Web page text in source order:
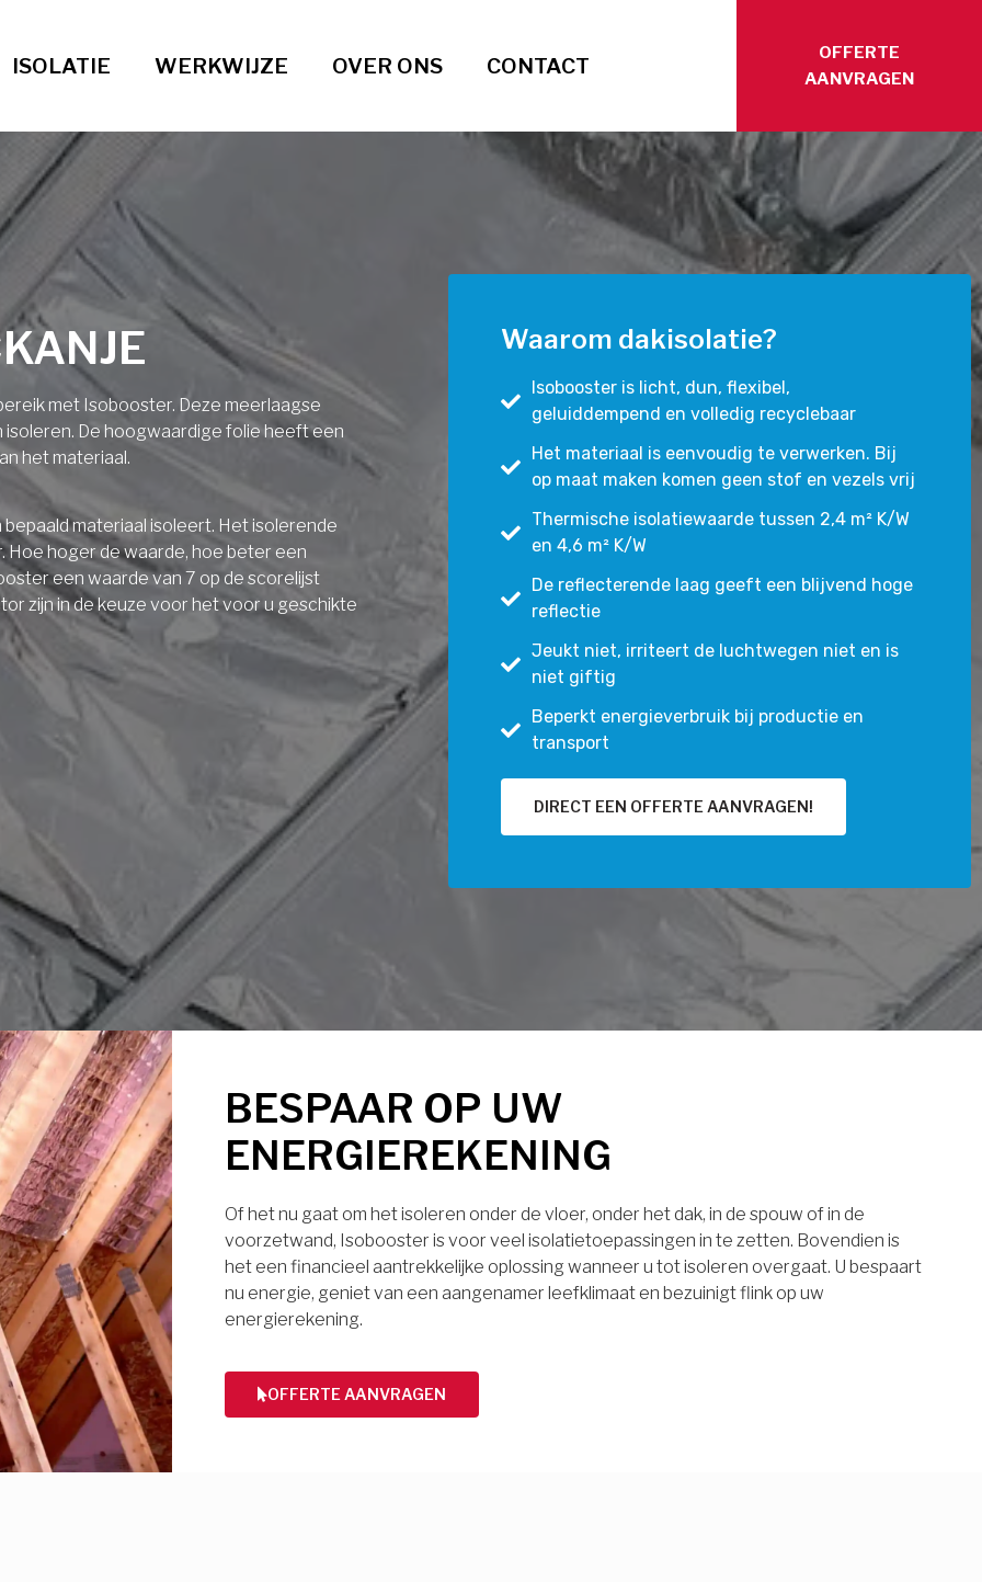
ISOLATIE WERKWIJZE OVER ONS CONTACT
OFFERTE
AANVRAGEN
met Isobooster. Deze meerlaagse
De hoogwaardige folie heeft een
het materiaal.
materiaal isoleert. Het isolerende
hoger de waarde, hoe beter een
een waarde van 7 op de scorelijst
zijn in de keuze voor het voor u geschikte
Waarom dakisolatie?
Isobooster is licht, dun, flexibel,
geluiddempend en volledig recyclebaar
Het materiaal is eenvoudig te verwerken. Bij
op maat maken komen geen stof en vezels vrij
Thermische isolatiewaarde tussen 2,4 m² K/W
en 4,6 m² K/W
De reflecterende laag geeft een blijvend hoge
reflectie
Jeukt niet, irriteert de luchtwegen niet en is
niet giftig
Beperkt energieverbruik bij productie en
transport
DIRECT EEN OFFERTE AANVRAGEN!
BESPAAR OP UW
ENERGIEREKENING
Of het nu gaat om het isoleren onder de vloer, onder het dak, in de spouw of in de
voorzetwand, Isobooster is voor veel isolatietoepassingen in te zetten. Bovendien is
het een financieel aantrekkelijke oplossing wanneer u tot isoleren overgaat. U bespaart
nu energie, geniet van een aangenamer leefklimaat en bezuinigt flink op uw
energierekening.
OFFERTE AANVRAGEN